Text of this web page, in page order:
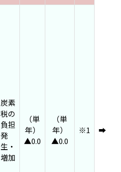
炭素
税の
負担
発
生・
増加
（単
年）
▲0.0
（単
年）
▲0.0
※1 ➡